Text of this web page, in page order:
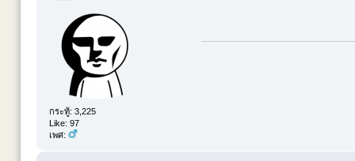
กระทู้: 3,225
Like: 97
เพศ: